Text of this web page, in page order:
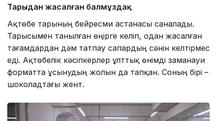
Тарыдан жасалған балмұздақ
Ақтөбе тарының бейресми астанасы саналады.
Тарысымен танылған өңірге келіп, одан жасалған
тағамдардан дәм татпау сапардың сәнін келтірмес
еді. Ақтөбелік кәсіпкерлер ұлттық өнімді заманауи
форматта ұсынудың жолын да тапқан. Соның бірі –
шоколадтағы жент.